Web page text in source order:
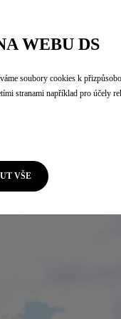
pozitivním
rychlostí v
dobře a vše je
pořadí. Teď už se
WEBU DS
soubory cookies k
stranami například pro účely
VŠE